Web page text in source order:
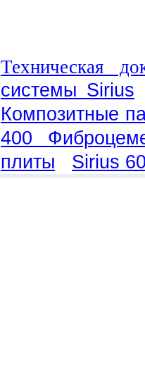
Техническая
системы Sirius
Композитные
400
плиты
Sirius